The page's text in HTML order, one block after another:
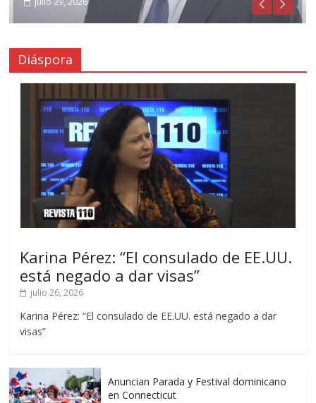
Diáspora
Karina Pérez: “El consulado de EE.UU.
está negado a dar visas”
julio 26, 2026
Karina Pérez: “El consulado de EE.UU. está negado a dar
visas”
Anuncian Parada y Festival dominicano
en Connecticut